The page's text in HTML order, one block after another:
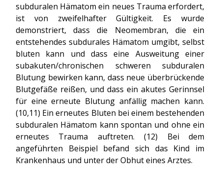
subduralen Hämatom ein neues Trauma erfordert,
ist von zweifelhafter Gültigkeit. Es wurde
demonstriert, dass die Neomembran, die ein
entstehendes subdurales Hämatom umgibt, selbst
bluten kann und dass eine Ausweitung einer
subakuten/chronischen schweren subduralen
Blutung bewirken kann, dass neue überbrückende
Blutgefäße reißen, und dass ein akutes Gerinnsel
für eine erneute Blutung anfällig machen kann.
(10,11) Ein erneutes Bluten bei einem bestehenden
subduralen Hämatom kann spontan und ohne ein
erneutes Trauma auftreten. (12) Bei dem
angeführten Beispiel befand sich das Kind im
Krankenhaus und unter der Obhut eines Arztes.